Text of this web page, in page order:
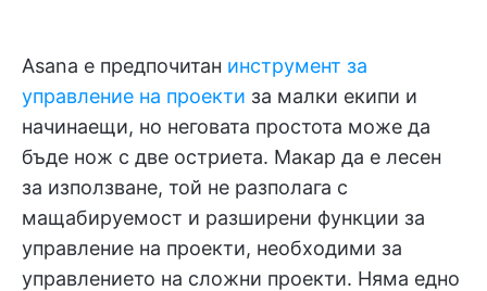
Asana е предпочитан инструмент за
управление на проекти за малки екипи и
начинаещи, но неговата простота може да
бъде нож с две остриета. Макар да е лесен
за използване, той не разполага с
мащабируемост и разширени функции за
управление на проекти, необходими за
управлението на сложни проекти. Няма едно